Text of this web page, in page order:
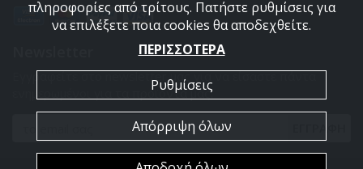
Εγγραφείτε στο newsletter μας για να είσαστε πάντα
ενημερωμένοι για τα προϊόντα μας.
πληροφορίες από τρίτους. Πατήστε ρυθμίσεις για
να επιλέξετε ποια cookies θα αποδεχθείτε.
ΠΕΡΙΣΣΟΤΕΡΑ
Ρυθμίσεις
Απόρριψη όλων